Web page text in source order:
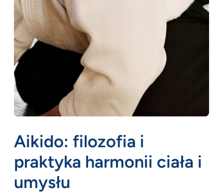
Aikido: filozofia i
praktyka harmonii ciała i
umysłu